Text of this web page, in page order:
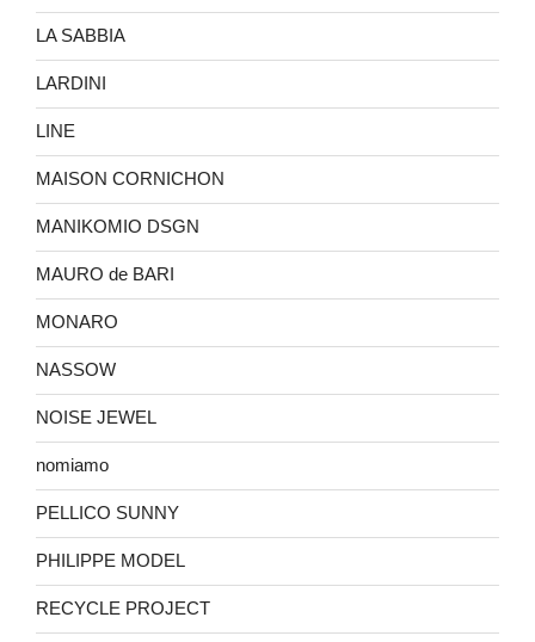
LA SABBIA
LARDINI
LINE
MAISON CORNICHON
MANIKOMIO DSGN
MAURO de BARI
MONARO
NASSOW
NOISE JEWEL
nomiamo
PELLICO SUNNY
PHILIPPE MODEL
RECYCLE PROJECT